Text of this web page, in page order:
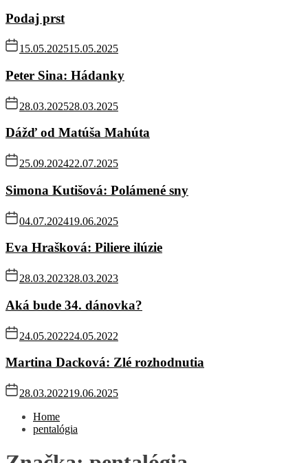
Podaj prst
15.05.202515.05.2025
Peter Sina: Hádanky
28.03.202528.03.2025
Dážď od Matúša Mahúta
25.09.202422.07.2025
Simona Kutišová: Polámené sny
04.07.202419.06.2025
Eva Hrašková: Piliere ilúzie
28.03.202328.03.2023
Aká bude 34. dánovka?
24.05.202224.05.2022
Martina Dacková: Zlé rozhodnutia
28.03.202219.06.2025
Home
pentalógia